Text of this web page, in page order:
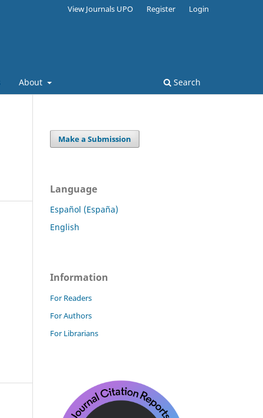
About Search
View Journals UPO Register Login
Make a Submission
Language
Español (España)
English
Information
For Readers
For Authors
For Librarians